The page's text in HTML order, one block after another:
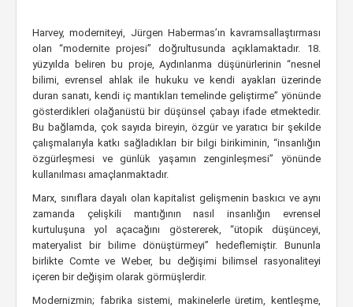
Harvey, moderniteyi, Jürgen Habermas’ın kavramsallaştırması
olan “modernite projesi” doğrultusunda açıklamaktadır. 18.
yüzyılda beliren bu proje, Aydınlanma düşünürlerinin “nesnel
bilimi, evrensel ahlak ile hukuku ve kendi ayakları üzerinde
duran sanatı, kendi iç mantıkları temelinde geliştirme” yönünde
gösterdikleri olağanüstü bir düşünsel çabayı ifade etmektedir.
Bu bağlamda, çok sayıda bireyin, özgür ve yaratıcı bir şekilde
çalışmalarıyla katkı sağladıkları bir bilgi birikiminin, “insanlığın
özgürleşmesi ve günlük yaşamın zenginleşmesi” yönünde
kullanılması amaçlanmaktadır.
Marx, sınıflara dayalı olan kapitalist gelişmenin baskıcı ve aynı
zamanda çelişkili mantığının nasıl insanlığın evrensel
kurtuluşuna yol açacağını göstererek, “ütopik düşünceyi,
materyalist bir bilime dönüştürmeyi” hedeflemiştir. Bununla
birlikte Comte ve Weber, bu değişimi bilimsel rasyonaliteyi
içeren bir değişim olarak görmüşlerdir.
Modernizmin; fabrika sistemi, makinelerle üretim, kentleşme,